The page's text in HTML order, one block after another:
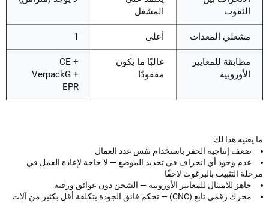
الثقوب
المشغل
مشغلي المعدات
مطابقة للمعايير
الأوروبية
غالبًا ما يكون
مفقودًا
CE +
VerpackG +
هذا لك:
ضعف إنتاجية الحفر باستخدام نفس عدد العمال
عدم وجود أي انحراف في تحديد الموضع — لا حاجة لإعادة العمل في
التثبيت بالبرغوث لاحقًا
جاهز للامتثال للمعايير الأوروبية — الشحن دون عوائق ورقية
محرك رقمي تابع (CNC) — تحكم فائق الجودة بتكلفة أقل بكثير من آلات